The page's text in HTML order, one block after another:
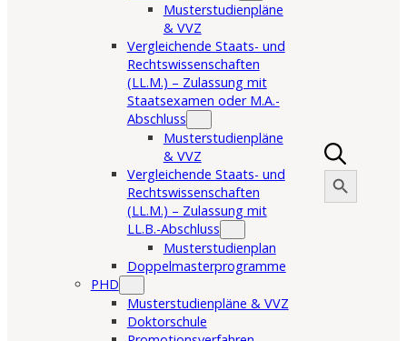
Musterstudienpläne
& VVZ
Vergleichende Staats- und
Rechtswissenschaften
(LL.M.) – Zulassung mit
Staatsexamen oder M.A.-
Abschluss
Musterstudienpläne
& VVZ
Vergleichende Staats- und
Rechtswissenschaften
(LL.M.) – Zulassung mit
LL.B.-Abschluss
Musterstudienplan
Doppelmasterprogramme
PHD
Musterstudienpläne & VVZ
Doktorschule
Search
for:
Search Button